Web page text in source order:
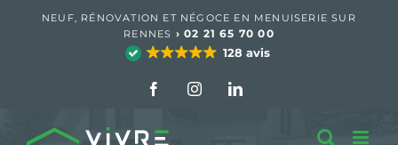
NEUF, RÉNOVATION ET NÉGOCE EN MENUISERIE SUR
RENNES › 02 21 65 70 00
128 avis
FacebookInstagramLinkedIn